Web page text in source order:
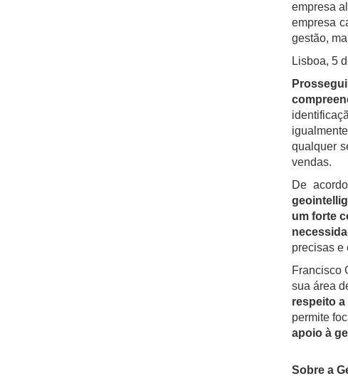
empresa
empresa
gestão,
Lisboa, 5
qualquer
vendas.
De
um forte
precisas e
Francisco
sua área
respeito
permite
apoio à
Sobre a